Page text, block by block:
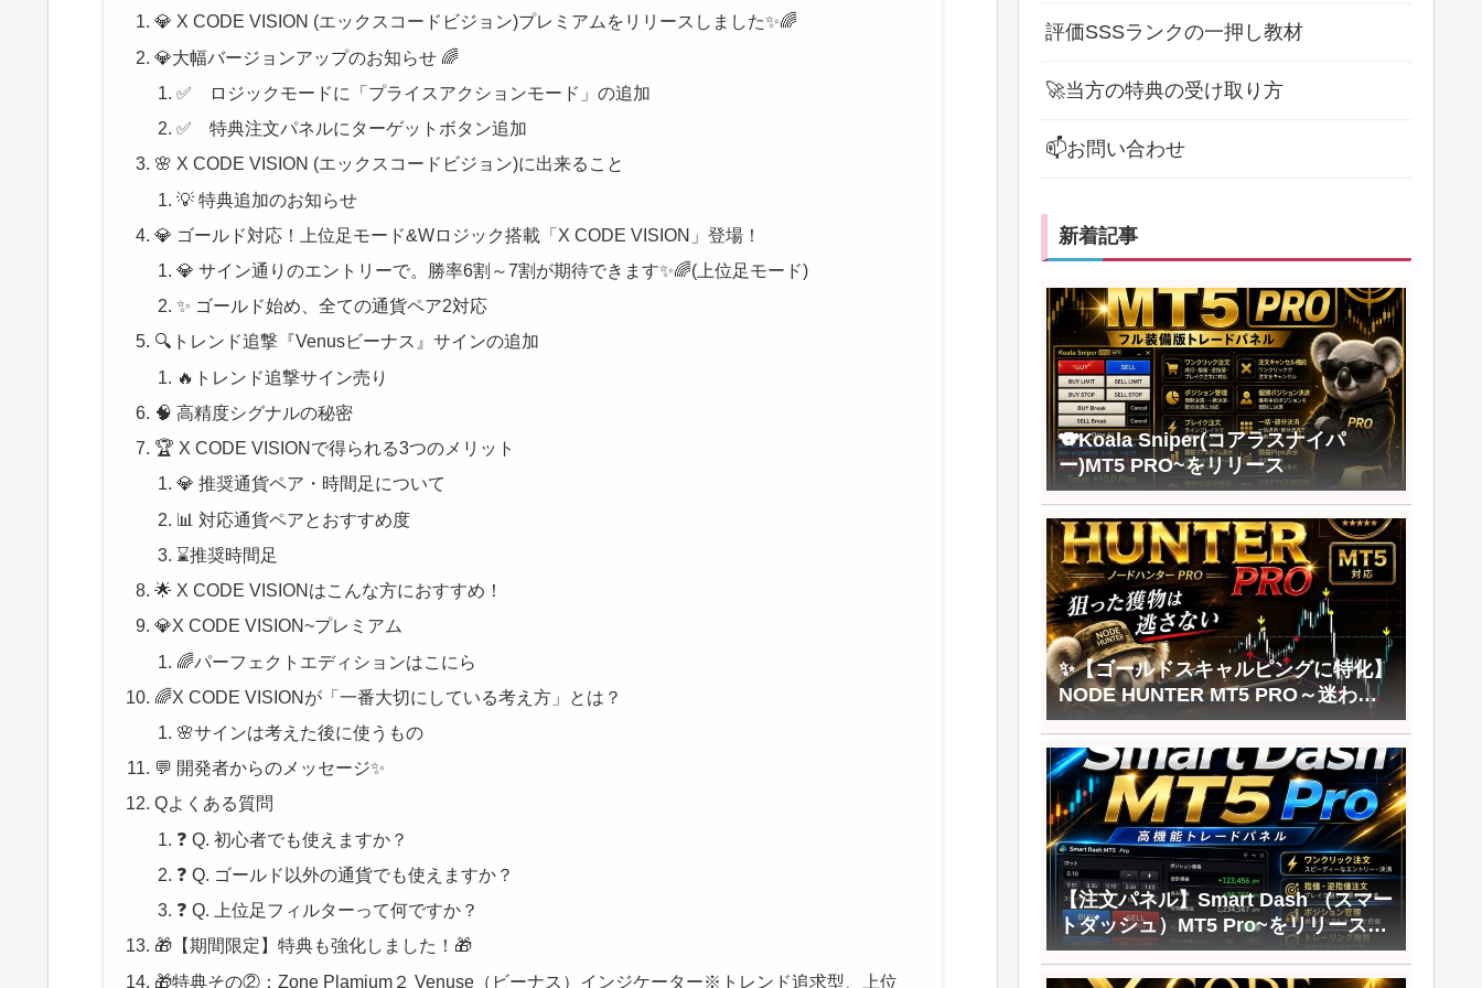
💎 X CODE VISION (エックスコードビジョン)プレミアムをリリースしました✨🌈
💎大幅バージョンアップのお知らせ 🌈
✅ ロジックモードに「プライスアクションモード」の追加
✅ 特典注文パネルにターゲットボタン追加
🌸 X CODE VISION (エックスコードビジョン)に出来ること
💡 特典追加のお知らせ
💎 ゴールド対応！上位足モード&Wロジック搭載「X CODE VISION」登場！
💎 サイン通りのエントリーで。勝率6割～7割が期待できます✨🌈(上位足モード)
✨ ゴールド始め、全ての通貨ペア2対応
🔍トレンド追撃『Venusビーナス』サインの追加
🔥トレンド追撃サイン売り
🧠 高精度シグナルの秘密
🏆 X CODE VISIONで得られる3つのメリット
💎 推奨通貨ペア・時間足について
📊 対応通貨ペアとおすすめ度
⌛推奨時間足
🌟 X CODE VISIONはこんな方におすすめ！
💎X CODE VISION~プレミアム
🌈パーフェクトエディションはこにら
🌈X CODE VISIONが「一番大切にしている考え方」とは？
🌸サインは考えた後に使うもの
💬 開発者からのメッセージ✨
Qよくある質問
❓ Q. 初心者でも使えますか？
❓ Q. ゴールド以外の通貨でも使えますか？
❓ Q. 上位足フィルターって何ですか？
🎁【期間限定】特典も強化しました！🎁
🎁特典その②：Zone Plamium２ Venuse（ビーナス）インジケーター※トレンド追求型、上位
評価SSSランクの一押し教材
🚀当方の特典の受け取り方
📫お問い合わせ
新着記事
🐨Koala Sniper(コアラスナイパ
ー)MT5 PRO~をリリース
✨【ゴールドスキャルピングに特化】
NODE HUNTER MT5 PRO～迷わな
い。ブレない。勝ちを狙う。をリリ
ースしました
【注文パネル】Smart Dash （スマー
トダッシュ）MT5 Pro~をリリースし
ました✨